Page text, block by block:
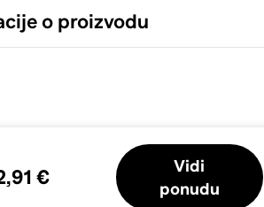
o proizvodu
€
Vidi
ponudu